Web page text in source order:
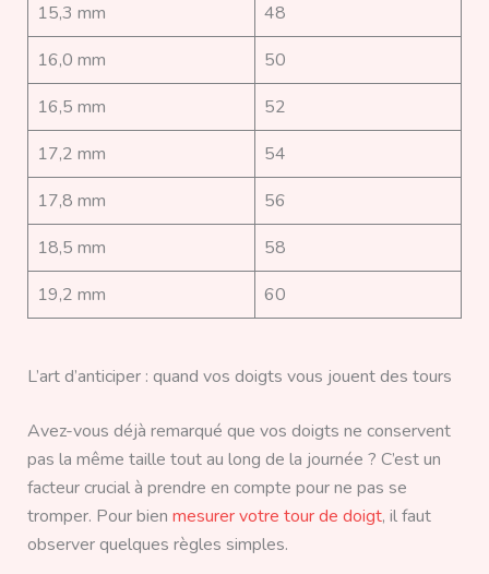
15,3 mm
48
16,0 mm
50
16,5 mm
52
17,2 mm
54
17,8 mm
56
18,5 mm
58
19,2 mm
60
L’art d’anticiper : quand vos doigts vous jouent des tours
Avez-vous déjà remarqué que vos doigts ne conservent
pas la même taille tout au long de la journée ? C’est un
facteur crucial à prendre en compte pour ne pas se
tromper. Pour bien mesurer votre tour de doigt, il faut
observer quelques règles simples.